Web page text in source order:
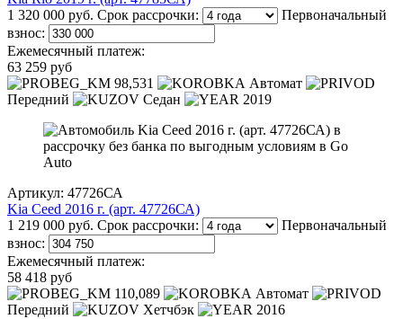
1 320 000 руб. Срок рассрочки:
Первоначальный
взнос:
Ежемесячный платеж:
63 259 руб
98,531
Автомат
Передний
Седан 2019
Артикул: 47726СА
Kia Ceed 2016 г. (арт. 47726СА)
1 219 000 руб. Срок рассрочки:
Первоначальный
взнос:
Ежемесячный платеж:
58 418 руб
110,089
Автомат
Передний
Хетчбэк 2016